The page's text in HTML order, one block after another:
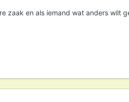
zaak en als iemand wat anders wilt